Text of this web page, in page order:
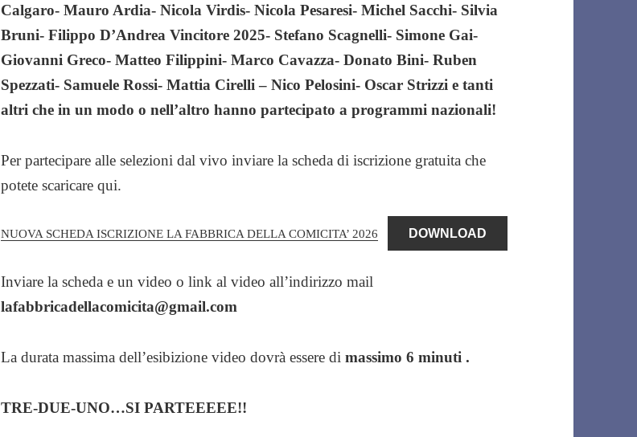
Calgaro- Mauro Ardia- Nicola Virdis- Nicola Pesaresi- Michel Sacchi- Silvia
Bruni- Filippo D’Andrea Vincitore 2025- Stefano Scagnelli- Simone Gai-
Giovanni Greco- Matteo Filippini- Marco Cavazza- Donato Bini- Ruben
Spezzati- Samuele Rossi- Mattia Cirelli – Nico Pelosini- Oscar Strizzi e tanti
altri che in un modo o nell’altro hanno partecipato a programmi nazionali!
Per partecipare alle selezioni dal vivo inviare la scheda di iscrizione gratuita che
potete scaricare qui.
NUOVA SCHEDA ISCRIZIONE LA FABBRICA DELLA COMICITA’ 2026 DOWNLOAD
Inviare la scheda e un video o link al video all’indirizzo mail
lafabbricadellacomicita@gmail.com
La durata massima dell’esibizione video dovrà essere dimassimo 6 minuti .
TRE-DUE-UNO…SI PARTEEEEE!!